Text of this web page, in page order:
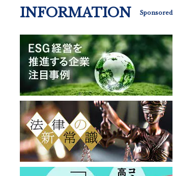
INFORMATION Sponsored